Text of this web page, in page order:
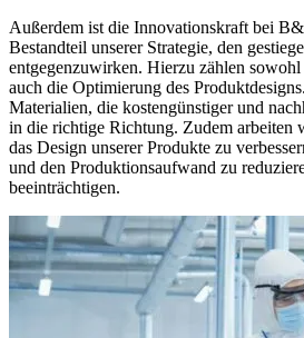
Außerdem ist die Innovationskraft bei
Bestandteil unserer Strategie, den
entgegenzuwirken. Hierzu zählen
auch die Optimierung des
Materialien, die kostengünstiger und
in die richtige Richtung. Zudem arbeiten
das Design unserer Produkte zu
und den Produktionsaufwand zu
beeinträchtigen.